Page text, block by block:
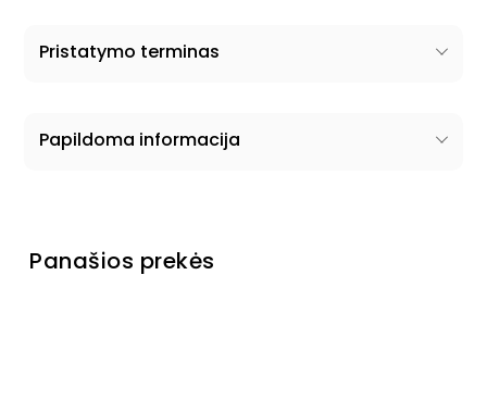
Pristatymo terminas
Papildoma informacija
Panašios prekės